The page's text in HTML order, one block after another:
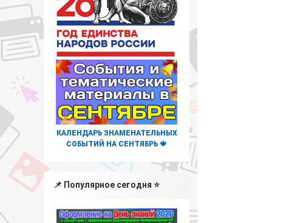
КАЛЕНДАРЬ ЗНАМЕНАТЕЛЬНЫХ
СОБЫТИЙ НА СЕНТЯБРЬ 🍁
📌 Популярное сегодня ⭐